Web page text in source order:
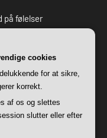
på følelser
virksomheder
det til en leg
fliserens i haven
arkitektur i gentofte
cookies
for at sikre,
korrekt.
af os og slettes
slutter eller efter